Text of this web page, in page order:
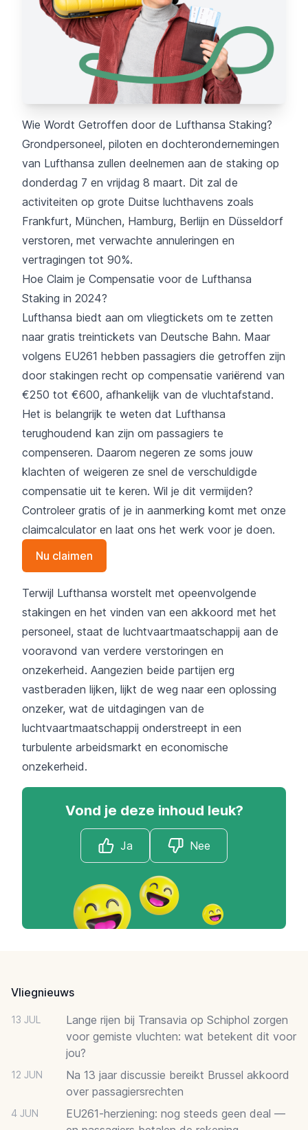
Wie Wordt Getroffen door de Lufthansa Staking?
Grondpersoneel, piloten en dochterondernemingen
van Lufthansa zullen deelnemen aan de staking op
donderdag 7 en vrijdag 8 maart. Dit zal de
activiteiten op grote Duitse luchthavens zoals
Frankfurt, München, Hamburg, Berlijn en Düsseldorf
verstoren, met verwachte annuleringen en
vertragingen tot 90%.
Hoe Claim je Compensatie voor de Lufthansa
Staking in 2024?
Lufthansa biedt aan om vliegtickets om te zetten
naar gratis treintickets van Deutsche Bahn. Maar
volgens EU261 hebben passagiers die getroffen zijn
door stakingen recht op compensatie variërend van
€250 tot €600, afhankelijk van de vluchtafstand.
Het is belangrijk te weten dat Lufthansa
terughoudend kan zijn om passagiers te
compenseren. Daarom negeren ze soms jouw
klachten of weigeren ze snel de verschuldigde
compensatie uit te keren. Wil je dit vermijden?
Controleer gratis of je in aanmerking komt met onze
claimcalculator en laat ons het werk voor je doen.
Nu claimen
Terwijl Lufthansa worstelt met opeenvolgende
stakingen en het vinden van een akkoord met het
personeel, staat de luchtvaartmaatschappij aan de
vooravond van verdere verstoringen en
onzekerheid. Aangezien beide partijen erg
vastberaden lijken, lijkt de weg naar een oplossing
onzeker, wat de uitdagingen van de
luchtvaartmaatschappij onderstreept in een
turbulente arbeidsmarkt en economische
onzekerheid.
Vond je deze inhoud leuk?
Ja Nee
Vliegnieuws
13 JUL
Lange rijen bij Transavia op Schiphol zorgen
voor gemiste vluchten: wat betekent dit voor
jou?
12 JUN
Na 13 jaar discussie bereikt Brussel akkoord
over passagiersrechten
4 JUN
EU261-herziening: nog steeds geen deal —